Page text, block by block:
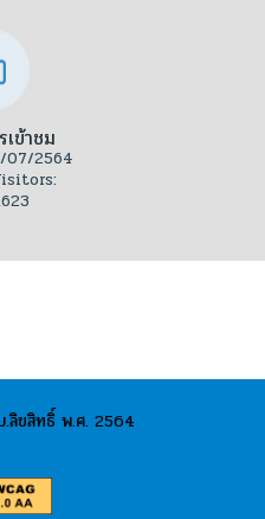
ข้าชม
07/2564
.ลิขสิทธิ์ พ.ศ. 2564